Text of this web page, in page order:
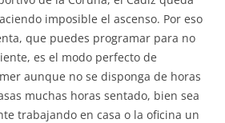
imposible el ascenso. Por eso
que puedes programar para no
es el modo perfecto de
aunque no se disponga de horas
muchas horas sentado, bien sea
trabajando en casa o la oficina un